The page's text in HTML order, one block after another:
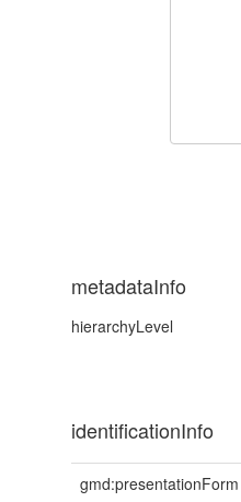
metadataInfo
hierarchyLevel
identificationInfo
gmd:presentationForm